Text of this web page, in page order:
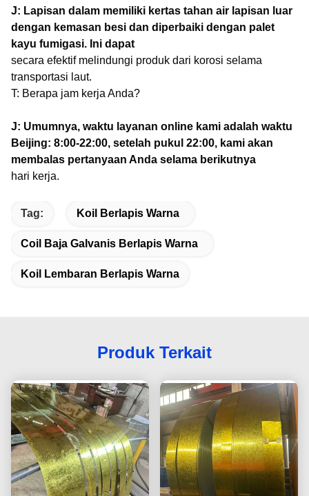
J: Lapisan dalam memiliki kertas tahan air lapisan luar
dengan kemasan besi dan diperbaiki dengan palet
kayu fumigasi. Ini dapat
secara efektif melindungi produk dari korosi selama
transportasi laut.
T: Berapa jam kerja Anda?
J: Umumnya, waktu layanan online kami adalah waktu
Beijing: 8:00-22:00, setelah pukul 22:00, kami akan
membalas pertanyaan Anda selama berikutnya
hari kerja.
Tag: Koil Berlapis Warna
Coil Baja Galvanis Berlapis Warna
Koil Lembaran Berlapis Warna
Produk Terkait